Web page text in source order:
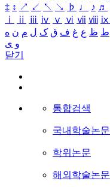
‡ ↕ ↗ ↙ ↖ ↘ ♭ ♩ ♪ ♬
ⅰ
ⅱ ⅲ ⅳ ⅴ ⅵ ⅶ ⅷ ⅸ
ط ظ ع غ ف ق ک ل م ن ه
و ی
닫기
통합검색
국내학술논문
학위논문
해외학술논문